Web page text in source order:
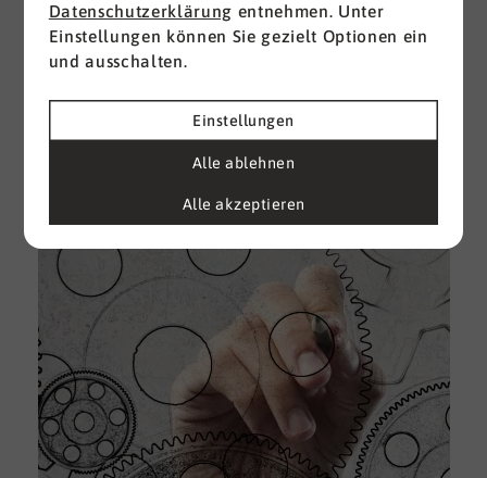
Datenschutzerklärung entnehmen. Unter
Einstellungen können Sie gezielt Optionen ein
und ausschalten.
Einstellungen
Alle ablehnen
Alle akzeptieren